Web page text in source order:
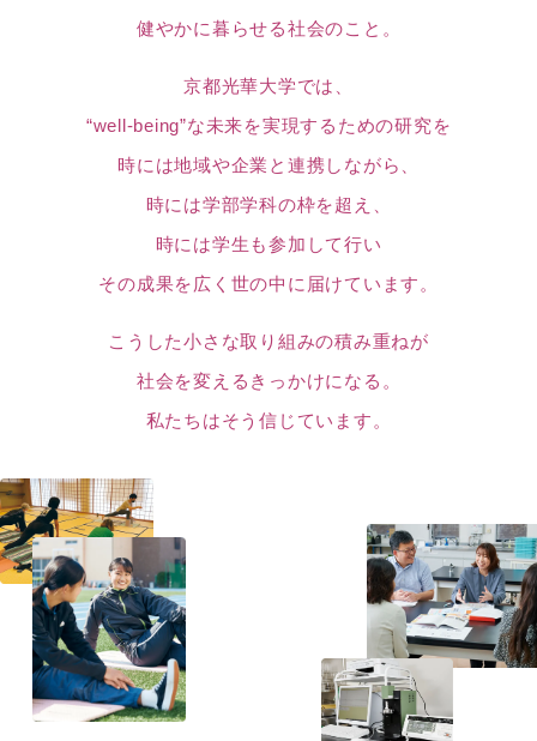
健やかに暮らせる社会のこと。
京都光華大学では、
“well-being”な未来を実現するための研究を
時には地域や企業と連携しながら、
時には学部学科の枠を超え、
時には学生も参加して行い
その成果を広く世の中に届けています。
こうした小さな取り組みの積み重ねが
社会を変えるきっかけになる。
私たちはそう信じています。